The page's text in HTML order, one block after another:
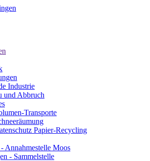
Industrie
und Abbruch
Transporte
Papier-Recycling
Annahmestelle Moos
- Sammelstelle